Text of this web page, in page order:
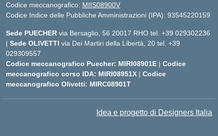
Codice meccanografico: MIIS08900V
Codice Indice delle Pubbliche Amministrazioni (IPA): 93545220159
Sede PUECHER via Bersaglio, 56 20017 RHO tel. +39 029302236
| Sede OLIVETTI via Dei Martiri della Libertà, 20 tel. +39
029309557
Codice meccanografico Puecher: MIRI08901E | Codice
meccanografico corso IDA: MIRI08951X | Codice
meccanografico Olivetti: MIRC08901T
Idea e progetto di Designers Italia